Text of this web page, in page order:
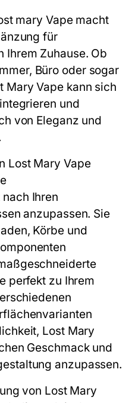
mary Vape macht
für
Ihrem Zuhause. Ob
Büro oder sogar
Mary Vape kann sich
und
von Eleganz und
Lost Mary Vape
Ihren
anzupassen. Sie
Körbe und
perfekt zu Ihrem
Lost Mary
Geschmack und
anzupassen.
von Lost Mary